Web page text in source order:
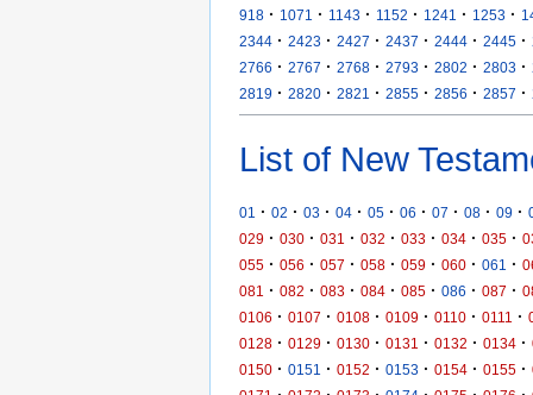
918 · 1071 · 1143 · 1152 · 1241 · 1253 ·
2344 · 2423 · 2427 · 2437 · 2444 · 2445 ·
2766 · 2767 · 2768 · 2793 · 2802 · 2803 ·
2819 · 2820 · 2821 · 2855 · 2856 · 2857 ·
List of New
01 · 02 · 03 · 04 · 05 · 06 · 07 · 08 · 09 ·
029 · 030 · 031 · 032 · 033 · 034 · 035 ·
055 · 056 · 057 · 058 · 059 · 060 · 061 ·
081
· 082 · 083 · 084 · 085 · 086 · 087 ·
0106 · 0107 · 0108 · 0109 · 0110 · 0111 ·
0128 · 0129 · 0130 · 0131 · 0132 · 0134 ·
0150 · 0151 · 0152 · 0153 · 0154 · 0155 ·